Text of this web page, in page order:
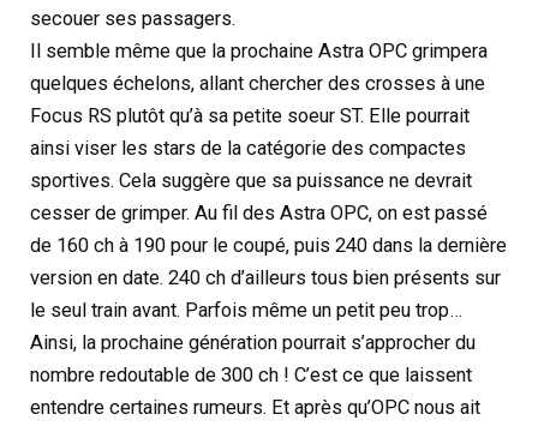
secouer ses passagers.
Il semble même que la prochaine Astra OPC grimpera
quelques échelons, allant chercher des crosses à une
Focus RS plutôt qu’à sa petite soeur ST. Elle pourrait
ainsi viser les stars de la catégorie des compactes
sportives. Cela suggère que sa puissance ne devrait
cesser de grimper. Au fil des Astra OPC, on est passé
de 160 ch à 190 pour le coupé, puis 240 dans la dernière
version en date. 240 ch d’ailleurs tous bien présents sur
le seul train avant. Parfois même un petit peu trop…
Ainsi, la prochaine génération pourrait s’approcher du
nombre redoutable de 300 ch ! C’est ce que laissent
entendre certaines rumeurs. Et après qu’OPC nous ait